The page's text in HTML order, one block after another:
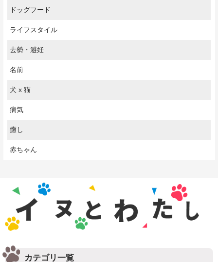
ドッグフード
ライフスタイル
去勢・避妊
名前
犬 x 猫
病気
癒し
赤ちゃん
カテゴリ一覧